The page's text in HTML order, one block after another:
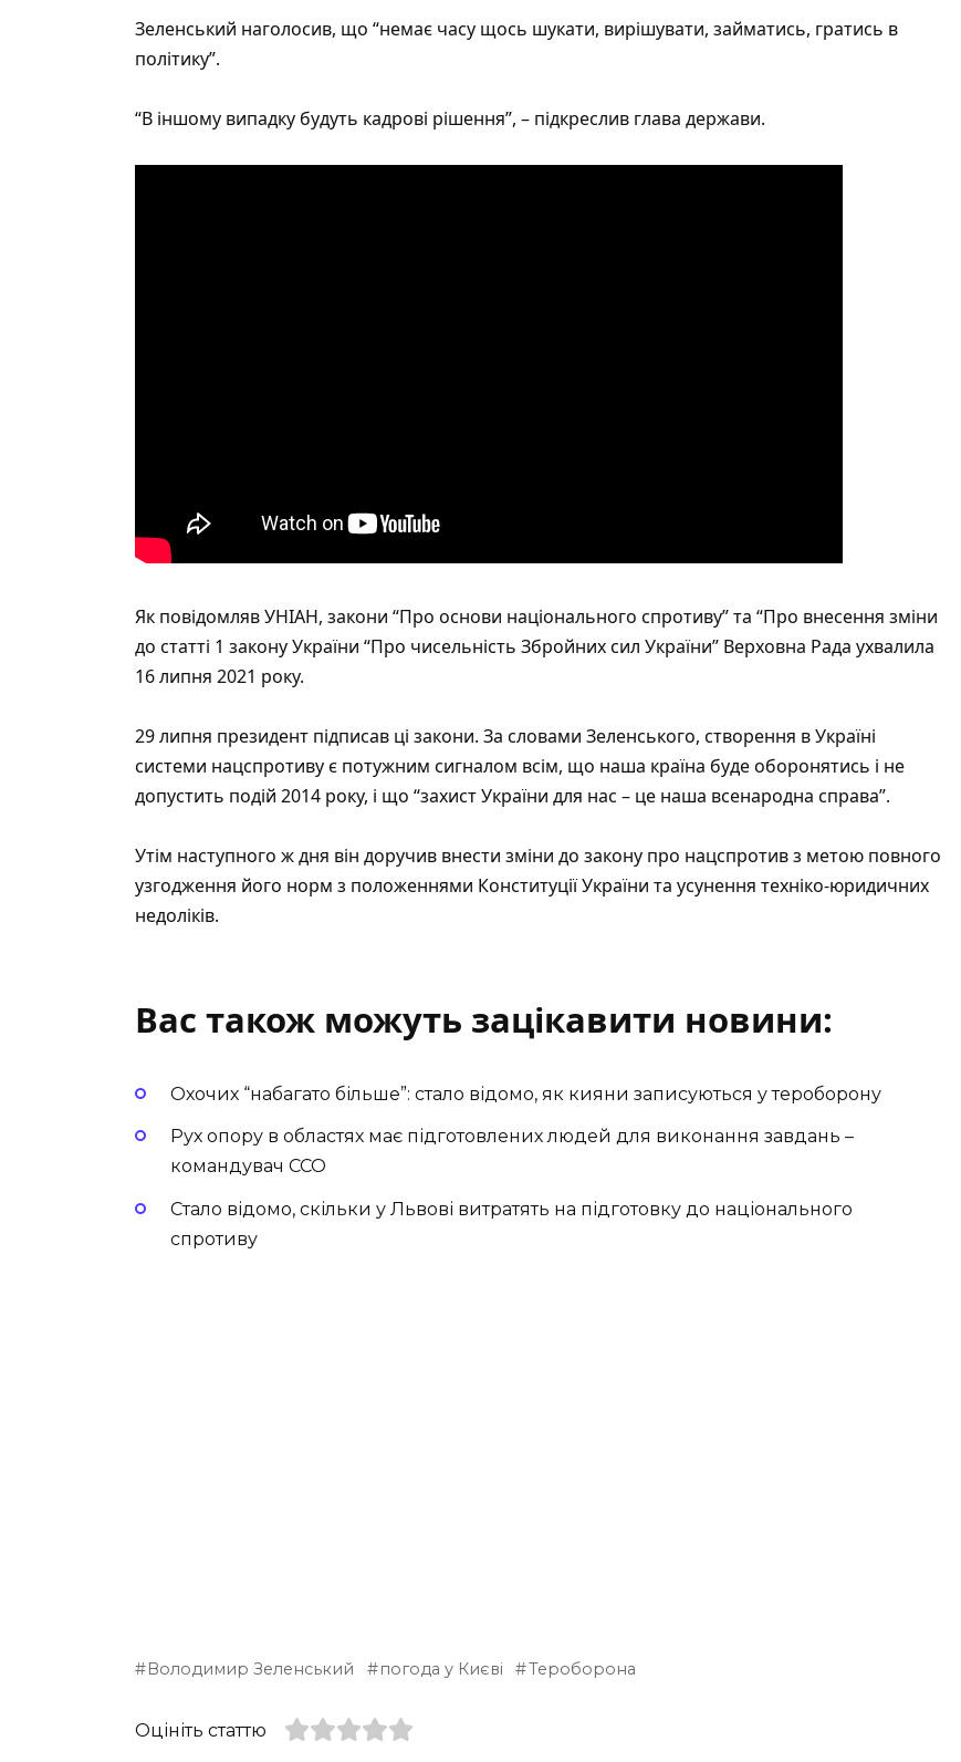
Зеленський наголосив, що “немає часу щось шукати, вирішувати, займатись, гратись в
політику”.
“В іншому випадку будуть кадрові рішення”, – підкреслив глава держави.
Як повідомляв УНІАН, закони “Про основи національного спротиву” та “Про внесення зміни
до статті 1 закону України “Про чисельність Збройних сил України” Верховна Рада ухвалила
16 липня 2021 року.
29 липня президент підписав ці закони. За словами Зеленського, створення в Україні
системи нацспротиву є потужним сигналом всім, що наша країна буде оборонятись і не
допустить подій 2014 року, і що “захист України для нас – це наша всенародна справа”.
Утім наступного ж дня він доручив внести зміни до закону про нацспротив з метою повного
узгодження його норм з положеннями Конституції України та усунення техніко-юридичних
недоліків.
Вас також можуть зацікавити новини:
Охочих “набагато більше”: стало відомо, як кияни записуються у тероборону
Рух опору в областях має підготовлених людей для виконання завдань –
командувач ССО
Стало відомо, скільки у Львові витратять на підготовку до національного
спротиву
Володимир Зеленський погода у Києві Тероборона
Оцініть статтю